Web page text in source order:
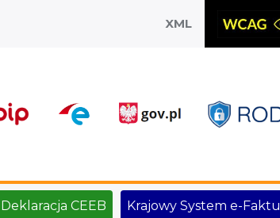
XML
Deklaracja CEEB Krajowy System e-